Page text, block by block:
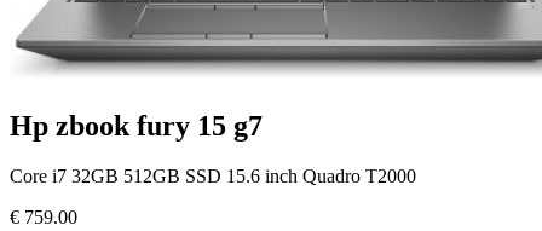
Hp zbook fury 15 g7
Core i7 32GB 512GB SSD 15.6 inch Quadro T2000
€ 759.00